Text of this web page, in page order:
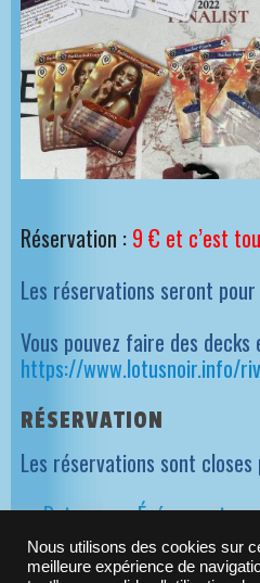
Réservation : 9 € et c’est
Les réservations seront
Vous pouvez faire des
https://www.lotusnoir.info/
RÉSERVATION
Les réservations sont
>> Retour aux Événements
Nous utilisons des cookies sur
meilleure expérience de